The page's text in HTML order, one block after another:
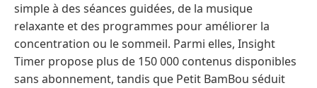
simple à des séances guidées, de la musique
relaxante et des programmes pour améliorer la
concentration ou le sommeil. Parmi elles, Insight
Timer propose plus de 150 000 contenus disponibles
sans abonnement, tandis que Petit BamBou séduit